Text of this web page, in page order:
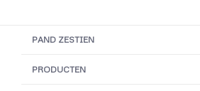
PAND ZESTIEN
PRODUCTEN